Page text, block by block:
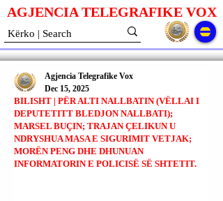
AGJENCIA TELEGRAFIKE VOX
BILISHT | PËR ALTI NALLBATIN (VËLLAI I
DEPUTETITT BLEDJON NALLBATI);
MARSEL BUÇIN; TRAJAN ÇELIKUN U
NDRYSHUA MASA E SIGURIMIT VETJAK;
MORËN PENG DHE DHUNUAN
INFORMATORIN E POLICISË SË SHTETIT.
Agjencia Telegrafike Vox
Dec 15, 2025